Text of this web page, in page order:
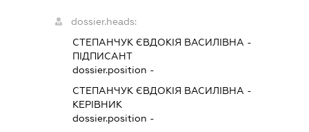
dossier.heads:
СТЕПАНЧУК ЄВДОКІЯ ВАСИЛІВНА -
ПІДПИСАНТ
dossier.position -
СТЕПАНЧУК ЄВДОКІЯ ВАСИЛІВНА -
КЕРІВНИК
dossier.position -